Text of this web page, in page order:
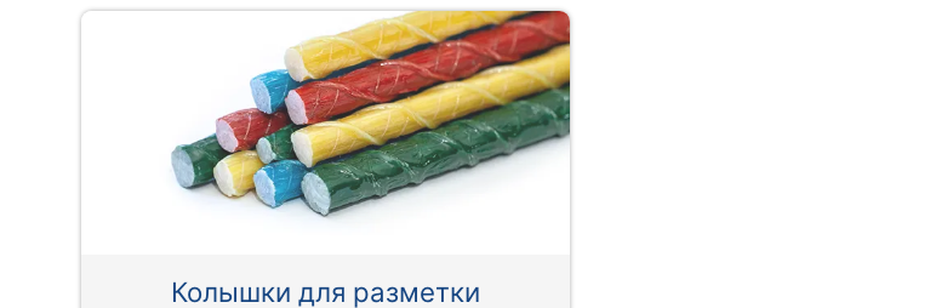
Колышки для разметки